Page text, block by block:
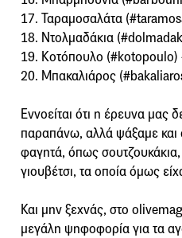
17. Ταραμοσαλάτα
18. Ντολμαδάκια
19. Κοτόπουλο
20. Μπακαλιάρος
Εννοείται ότι η έρευνα μας
παραπάνω, αλλά ψάξαμε και
φαγητά, όπως
γιουβέτσι, τα οποία όμως
Και μην ξεχνάς, στο
μεγάλη ψηφοφορία για τα